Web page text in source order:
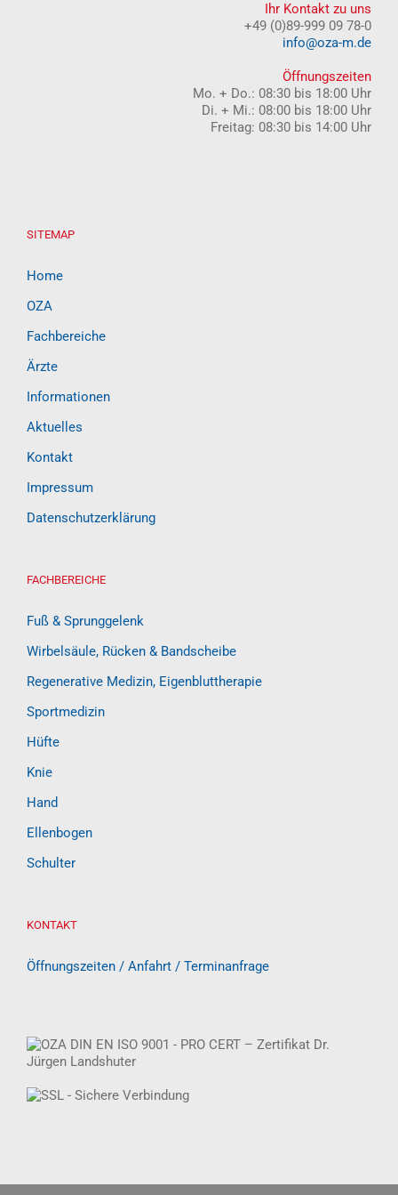
Ihr Kontakt zu uns
+49 (0)89-999 09 78-0
info@oza-m.de
Öffnungszeiten
Mo. + Do.: 08:30 bis 18:00 Uhr
Di. + Mi.: 08:00 bis 18:00 Uhr
Freitag: 08:30 bis 14:00 Uhr
SITEMAP
Home
OZA
Fachbereiche
Ärzte
Informationen
Aktuelles
Kontakt
Impressum
Datenschutzerklärung
FACHBEREICHE
Fuß & Sprunggelenk
Wirbelsäule, Rücken & Bandscheibe
Regenerative Medizin, Eigenbluttherapie
Sportmedizin
Hüfte
Knie
Hand
Ellenbogen
Schulter
KONTAKT
Öffnungszeiten / Anfahrt / Terminanfrage